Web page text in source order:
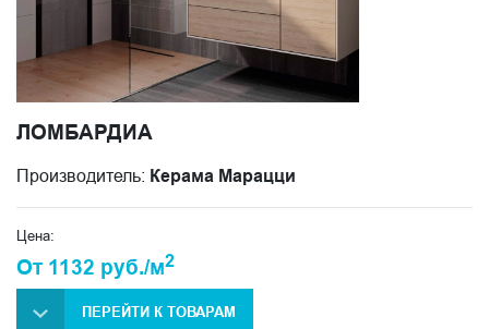
ЛОМБАРДИА
Производитель: Керама Марацци
Цена:
От 1132 руб./м2
ПЕРЕЙТИ К ТОВАРАМ